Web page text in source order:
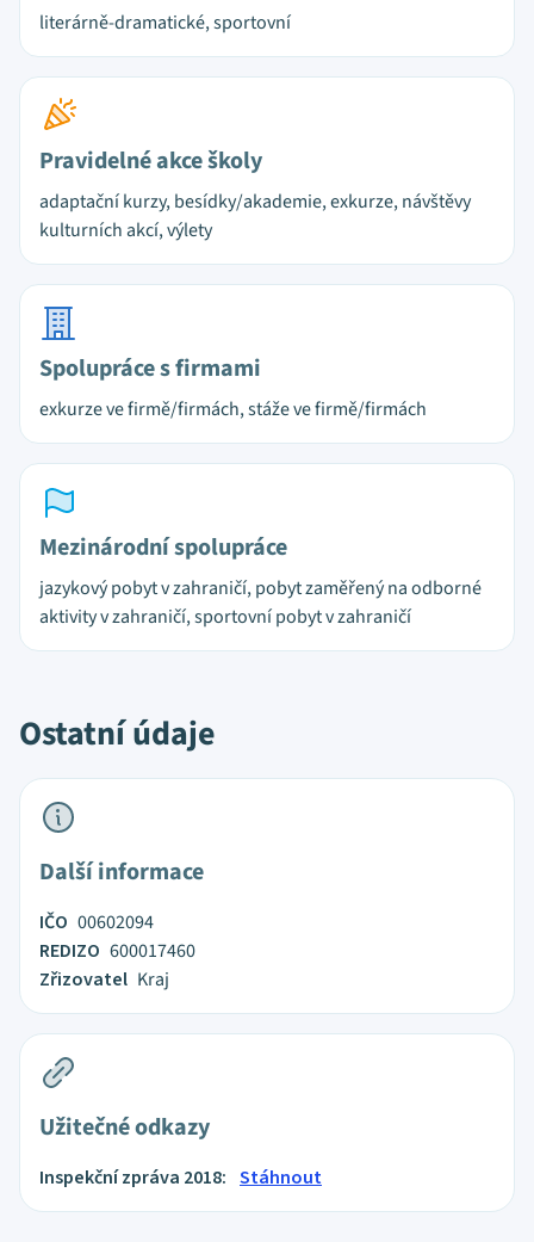
literárně-dramatické, sportovní
Pravidelné akce školy
adaptační kurzy, besídky/akademie, exkurze, návštěvy
kulturních akcí, výlety
Spolupráce s firmami
exkurze ve firmě/firmách, stáže ve firmě/firmách
Mezinárodní spolupráce
jazykový pobyt v zahraničí, pobyt zaměřený na odborné
aktivity v zahraničí, sportovní pobyt v zahraničí
Ostatní údaje
Další informace
IČO 00602094
REDIZO 600017460
Zřizovatel Kraj
Užitečné odkazy
Inspekční zpráva 2018: Stáhnout